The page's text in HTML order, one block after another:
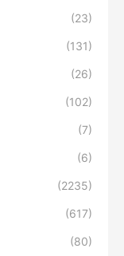
(23)
(131)
(26)
(102)
(7)
(6)
(2235)
(617)
(80)